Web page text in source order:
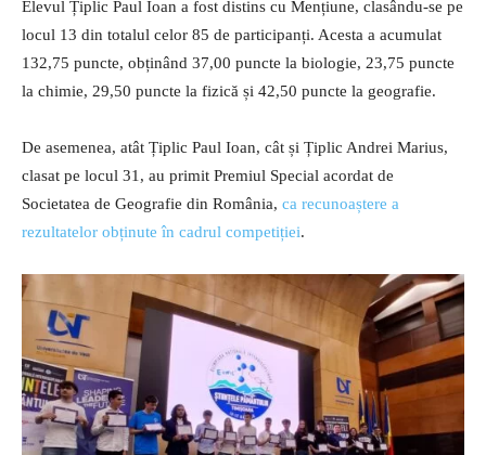
Elevul Țiplic Paul Ioan a fost distins cu Mențiune, clasându-se pe
locul 13 din totalul celor 85 de participanți. Acesta a acumulat
132,75 puncte, obținând 37,00 puncte la biologie, 23,75 puncte
la chimie, 29,50 puncte la fizică și 42,50 puncte la geografie.
De asemenea, atât Țiplic Paul Ioan, cât și Țiplic Andrei Marius,
clasat pe locul 31, au primit Premiul Special acordat de
Societatea de Geografie din România, ca recunoaștere a
rezultatelor obținute în cadrul competiției.